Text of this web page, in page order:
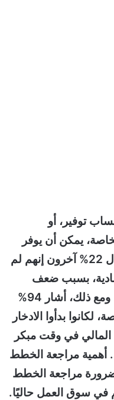
توفير، أو
يمكن أن يوفر
دخلاً إضافيًا عند التقاعد. بينما قال 22% آخرون إنهم لم
بسبب ضعف
الدخل وارتفاع تكاليف المعيشة. ومع ذلك، أشار 94%
لكانوا بدأوا الادخار
المالي في وقت مبكر
أهمية مراجعة الخطط
مراجعة الخطط
في سوق العمل حاليًا.